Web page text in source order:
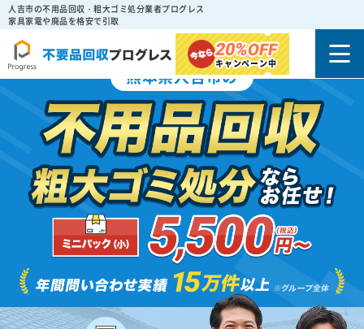
人吉市の不用品回収・粗大ゴミ処分業者プログレス
家具家電や廃品を格安で引取
20%OFF
キャンペーン中
熊本県人吉市の